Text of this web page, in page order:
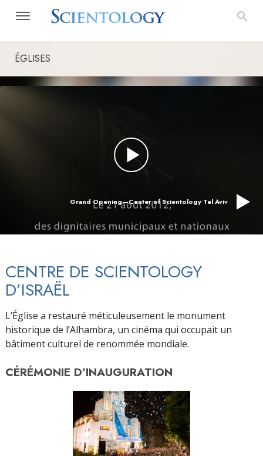
ÉGLISES
Grand Opening—Center of Scientology Tel Aviv
CENTRE DE SCIENTOLOGY
D’ISRAËL
L’Église a restauré méticuleusement le monument
historique de l’Alhambra, un cinéma qui occupait un
bâtiment culturel de renommée mondiale.
CÉRÉMONIE D’INAUGURATION